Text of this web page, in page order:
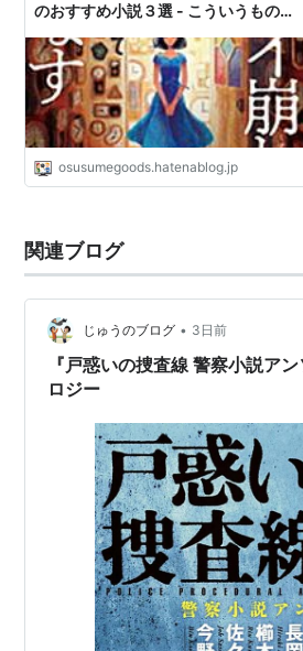
のおすすめ小説３選 - こういうものは
osusumegoods.hatenablog.jp
関連ブログ
じゅうのブログ • 3日前
『戸惑いの捜査線 警察小説ア
ロジー